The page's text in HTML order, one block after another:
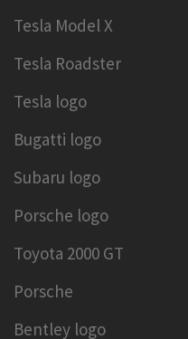
Tesla Model X
Tesla Roadster
Tesla logo
Bugatti logo
Subaru logo
Porsche logo
Toyota 2000 GT
Porsche
Bentley logo